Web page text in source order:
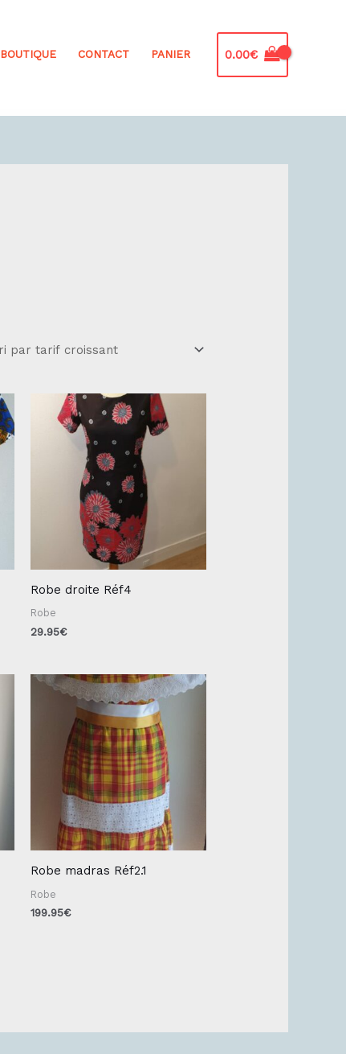
BOUTIQUE CONTACT PANIER 0.00€
Robe droite Réf4
Robe
29.95€
Robe madras Réf2.1
Robe
199.95€